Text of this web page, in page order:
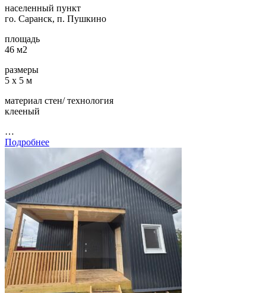
населенный пункт
го. Саранск, п. Пушкино
площадь
46 м2
размеры
5 х 5 м
материал стен/ технология
клееный
…
Подробнее